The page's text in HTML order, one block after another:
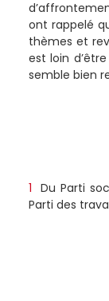
ont rappelé
thèmes et
est loin
semble bien
1 Du Parti
Parti des